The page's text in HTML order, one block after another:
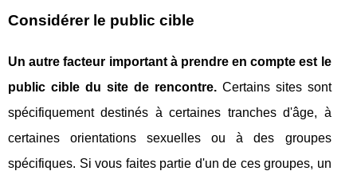
Considérer le public cible
Un autre facteur important à prendre en compte est le
public cible du site de rencontre.Certains sites sont
spécifiquement destinés à certaines tranches d'âge, à
certaines orientations sexuelles ou à des groupes
spécifiques. Si vous faites partie d'un de ces groupes, un